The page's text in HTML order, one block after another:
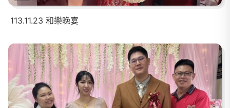
113.11.23 和樂晚宴